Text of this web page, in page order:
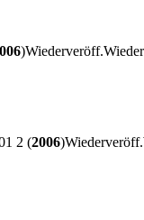
)Wiederveröff.
2 (2006)Wiederveröff.